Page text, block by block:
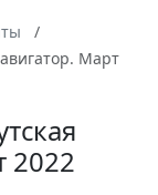
Март
2022